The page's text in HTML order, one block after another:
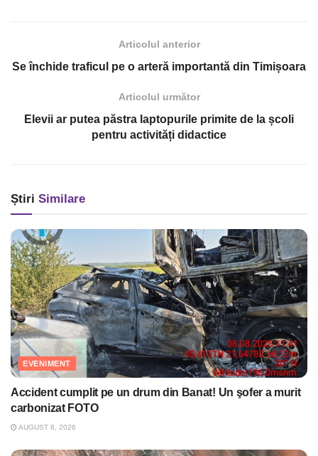
Articolul anterior
Se închide traficul pe o arteră importantă din Timișoara
Articolul următor
Elevii ar putea păstra laptopurile primite de la școli
pentru activități didactice
Știri Similare
EVENIMENT
Accident cumplit pe un drum din Banat! Un şofer a murit
carbonizat FOTO
AUGUST 8, 2026